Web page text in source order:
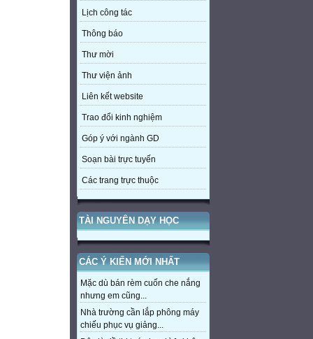
Lịch công tác
Thông báo
Thư mời
Thư viện ảnh
Liên kết website
Trao đổi kinh nghiệm
Góp ý với ngành GD
Soạn bài trực tuyến
Các trang trực thuộc
TÀI NGUYÊN DẠY HỌC
CÁC Ý KIẾN MỚI NHẤT
Mặc dù bán rèm cuốn che nắng
nhưng em cũng...
Nhà trường cần lắp phông máy
chiếu phục vụ giảng...